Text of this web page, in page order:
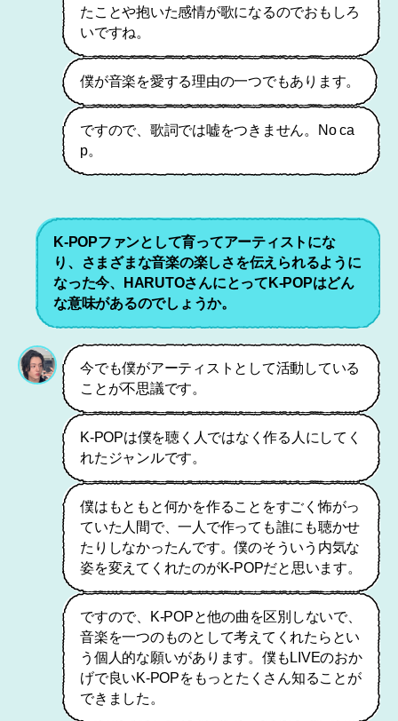
たことや抱いた感情が歌になるのでおもしろ
いですね。
僕が音楽を愛する理由の一つでもあります。
ですので、歌詞では嘘をつきません。No ca
p。
K-POPファンとして育ってアーティストにな
り、さまざまな音楽の楽しさを伝えられるように
なった今、HARUTOさんにとってK-POPはどん
な意味があるのでしょうか。
今でも僕がアーティストとして活動している
ことが不思議です。
K-POPは僕を聴く人ではなく作る人にしてく
れたジャンルです。
僕はもともと何かを作ることをすごく怖がっ
ていた人間で、一人で作っても誰にも聴かせ
たりしなかったんです。僕のそういう内気な
姿を変えてくれたのがK-POPだと思います。
ですので、K-POPと他の曲を区別しないで、
音楽を一つのものとして考えてくれたらとい
う個人的な願いがあります。僕もLIVEのおか
げで良いK-POPをもっとたくさん知ることが
できました。